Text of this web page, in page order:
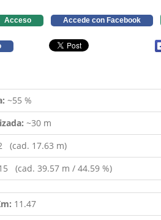
Acceso Accede con Facebook
~55 %
~30 m
(cad. 17.63 m)
(cad. 39.57 m / 44.59 %)
11.47